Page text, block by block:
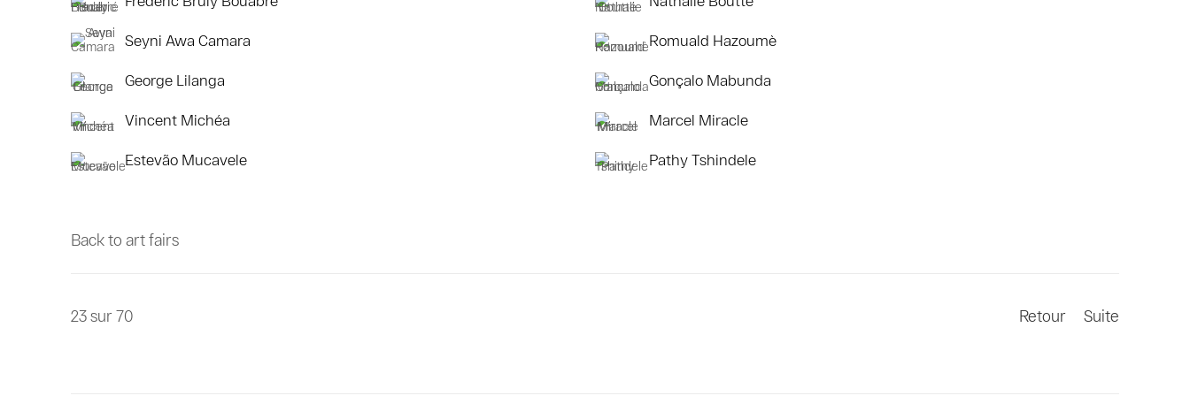
Seyni Awa Camara Romuald Hazoumè
George Lilanga Gonçalo Mabunda
Vincent Michéa Marcel Miracle
Estevão Mucavele Pathy Tshindele
Back to art fairs
Retour Suite
23sur 70